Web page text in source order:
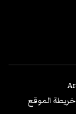
خريطة الموقع